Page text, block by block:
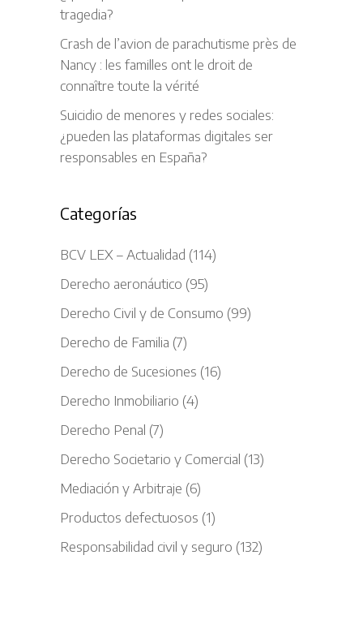
tragedia?
Crash de l’avion de parachutisme près de
Nancy : les familles ont le droit de
connaître toute la vérité
Suicidio de menores y redes sociales:
¿pueden las plataformas digitales ser
responsables en España?
Categorías
BCV LEX – Actualidad (114)
Derecho aeronáutico (95)
Derecho Civil y de Consumo (99)
Derecho de Familia (7)
Derecho de Sucesiones (16)
Derecho Inmobiliario (4)
Derecho Penal (7)
Derecho Societario y Comercial (13)
Mediación y Arbitraje (6)
Productos defectuosos (1)
Responsabilidad civil y seguro (132)